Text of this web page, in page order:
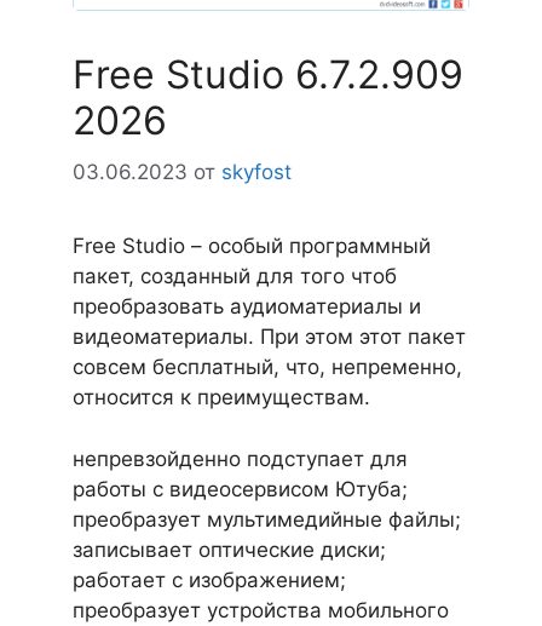
Free Studio 6.7.2.909
2026
03.06.2023 от skyfost
Free Studio – особый программный
пакет, созданный для того чтоб
преобразовать аудиоматериалы и
видеоматериалы. При этом этот пакет
совсем бесплатный, что, непременно,
относится к преимуществам.
непревзойденно подступает для
работы с видеосервисом Ютуба;
преобразует мультимедийные файлы;
записывает оптические диски;
работает с изображением;
преобразует устройства мобильного